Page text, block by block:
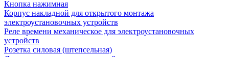
Кнопка нажимная
Корпус накладной для открытого монтажа
электроустановочных устройств
Реле времени механическое для электроустановочных
устройств
Розетка силовая (штепсельная)